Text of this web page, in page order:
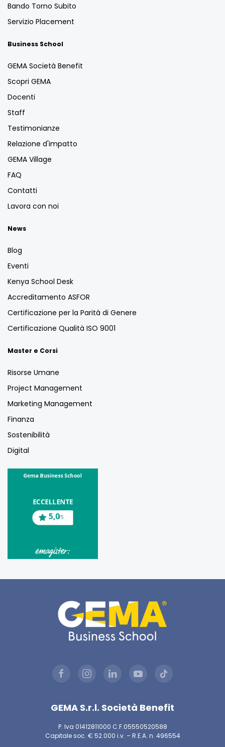
Bando Torno Subito
Servizio Placement
Business School
GEMA Società Benefit
Scopri GEMA
Docenti
Staff
Testimonianze
Relazione d'impatto
GEMA Village
FAQ
Contatti
Lavora con noi
News
Blog
Eventi
Kenya School Desk
Accreditamento ASFOR
Certificazione per la Parità di Genere
Certificazione Qualità ISO 9001
Master e Corsi
Risorse Umane
Project Management
Marketing Management
Finanza
Sostenibilità
Digital
GEMA S.r.l. Società Benefit
P. Iva 01412811000 C.F.05550520588
Capitale soc. € 52.000 i.v. – R.E.A. n. 496554